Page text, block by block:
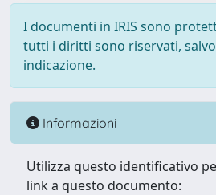
I documenti in IRIS sono
tutti i diritti sono riservati,
indicazione.
Informazioni
Utilizza questo identificativo
link a questo documento: